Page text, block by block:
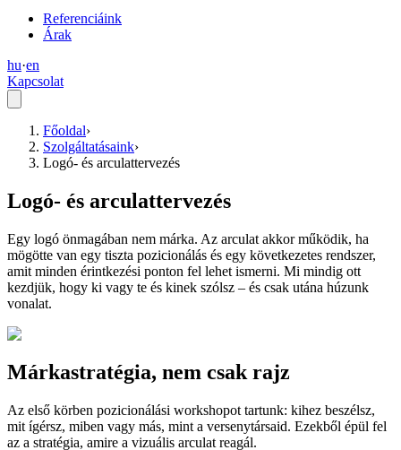
Referenciáink
Árak
hu·en
Kapcsolat
Főoldal›
Szolgáltatásaink›
Logó- és arculattervezés
Logó- és arculattervezés
Egy logó önmagában nem márka. Az arculat akkor működik, ha
mögötte van egy tiszta pozicionálás és egy következetes rendszer,
amit minden érintkezési ponton fel lehet ismerni. Mi mindig ott
kezdjük, hogy ki vagy te és kinek szólsz – és csak utána húzunk
vonalat.
Márkastratégia, nem csak rajz
Az első körben pozicionálási workshopot tartunk: kihez beszélsz,
mit ígérsz, miben vagy más, mint a versenytársaid. Ezekből épül fel
az a stratégia, amire a vizuális arculat reagál.